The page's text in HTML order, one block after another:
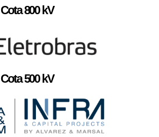
Cota 800 kV
Cota 500 kV